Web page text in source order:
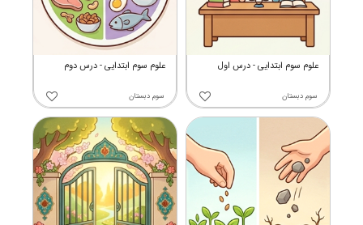
علوم سوم ابتدایی - درس دوم
سوم دبستان
علوم سوم ابتدایی - درس اول
سوم دبستان